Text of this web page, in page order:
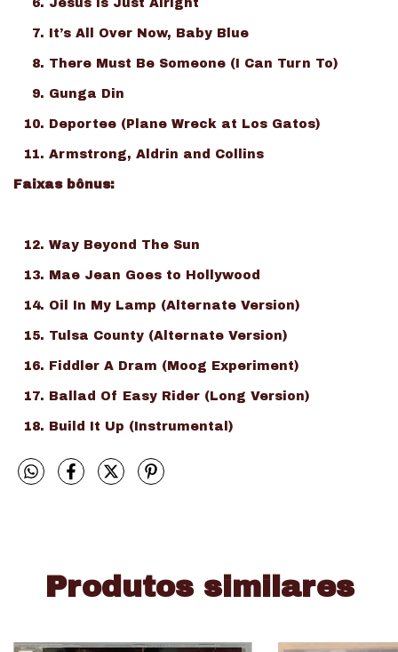
Jesus Is Just Alright
It’s All Over Now, Baby Blue
There Must Be Someone (I Can Turn To)
Gunga Din
Deportee (Plane Wreck at Los Gatos)
Armstrong, Aldrin and Collins
Faixas bônus:
Way Beyond The Sun
Mae Jean Goes to Hollywood
Oil In My Lamp (Alternate Version)
Tulsa County (Alternate Version)
Fiddler A Dram (Moog Experiment)
Ballad Of Easy Rider (Long Version)
Build It Up (Instrumental)
Produtos similares